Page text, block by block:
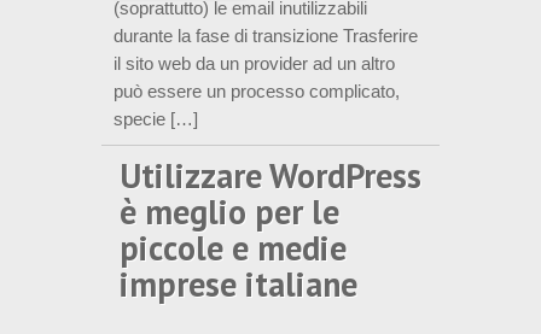
(soprattutto) le email inutilizzabili
durante la fase di transizione Trasferire
il sito web da un provider ad un altro
può essere un processo complicato,
specie […]
Utilizzare WordPress
è meglio per le
piccole e medie
imprese italiane